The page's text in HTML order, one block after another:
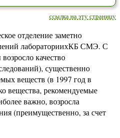
ссылка на эту страницу
отделение заметно
лабораториихКБ СМЭ. С
качество
существенно
веществ (в 1997 год в
вещества, рекомендуемые
важно, возросла
(преимущественно, за счет